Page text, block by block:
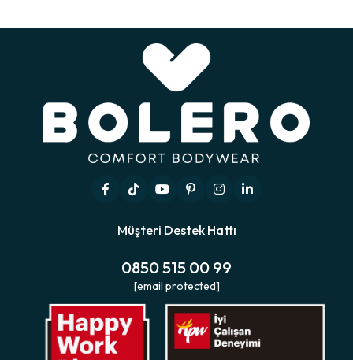
Müşteri Destek Hattı
0850 515 00 99
[email protected]